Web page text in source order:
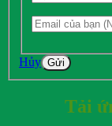
Hủy Gửi
Tải